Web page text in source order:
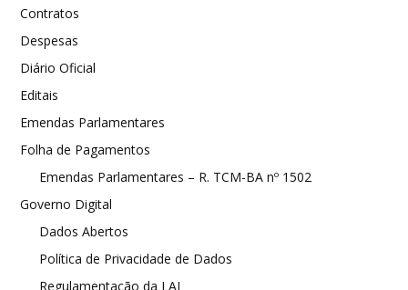
Contratos
Despesas
Diário Oficial
Editais
Emendas Parlamentares
Folha de Pagamentos
Emendas Parlamentares – R. TCM-BA nº 1502
Governo Digital
Dados Abertos
Política de Privacidade de Dados
Regulamentação da LAI